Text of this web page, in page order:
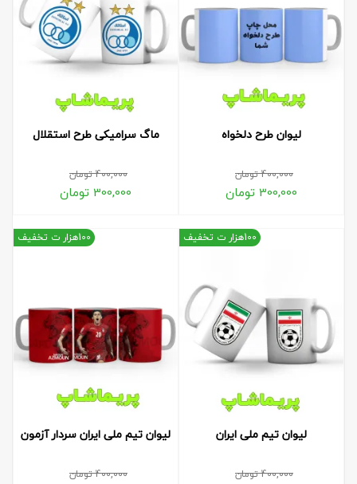
لیوان طرح دلخواه
400,000تومان
300,000 تومان
ماگ سرامیکی طرح استقلال
400,000تومان
300,000 تومان
لیوان تیم ملی ایران
400,000تومان
100هزار ت تخفیف
لیوان تیم ملی ایران سردار آزمون
400,000تومان
100هزار ت تخفیف